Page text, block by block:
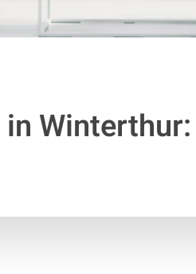
in Winterthur: